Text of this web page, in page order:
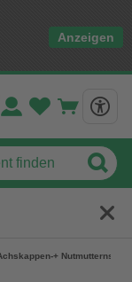
Anzeigen
+